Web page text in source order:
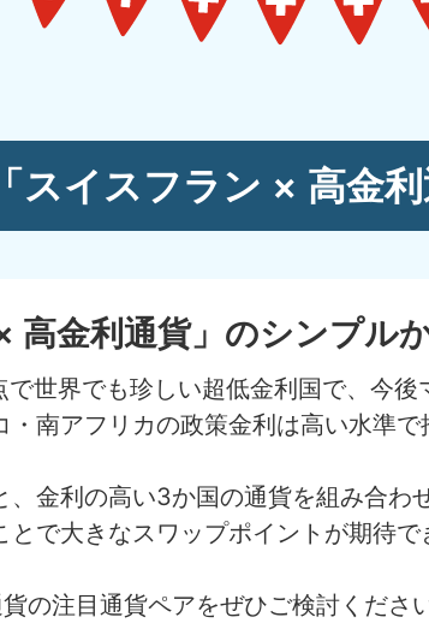
「スイスフラン × 高金
高金利通貨」のシンプル
世界でも珍しい超低金利国で、今後
南アフリカの政策金利は高い水準で
金利の高い3か国の通貨を組み合わ
とで大きなスワップポイントが期待で
の注目通貨ペアをぜひご検討くださ